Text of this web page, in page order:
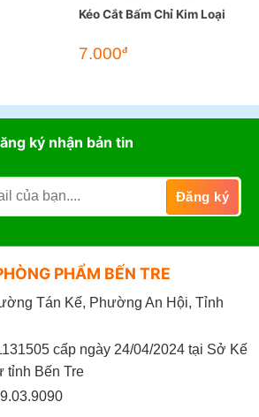
Kéo Cắt Bấm Chỉ Kim Loại
7.000đ
ký nhận bản tin
PHẨM BẾN TRE
Tán Kế, Phường An Hội, Tỉnh
cấp ngày 24/04/2024 tại Sở Kế
tỉnh Bến Tre